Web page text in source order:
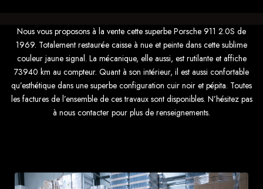
Nous vous proposons à la vente cette superbe Porsche 911 2.0S de
1969. Totalement restaurée caisse à nue et peinte dans cette sublime
couleur jaune signal. La mécanique, elle aussi, est rutilante et affiche
73940 km au compteur. Quant à son intérieur, il est aussi confortable
qu’esthétique dans une superbe configuration cuir noir et pépita. Toutes
les factures de l’ensemble de ces travaux sont disponibles. N’hésitez pas
à nous contacter pour plus de renseignements.